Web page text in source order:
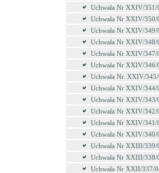
Uchwała Nr XXIV/351/
Uchwała Nr XXIV/350/
Uchwała Nr XXIV/349/
Uchwała Nr XXIV/348/
Uchwała Nr XXIV/347/
Uchwała Nr XXIV/346/
Uchwała Nr. XXIV/
Uchwała Nr XXIV/344/
Uchwała Nr XXIV/343/
Uchwała Nr XXIV/342/
Uchwała Nr XXIV/341/
Uchwała Nr XXIV/340/
Uchwała Nr XXIII/339/
Uchwała Nr XXIII/338/
Uchwała Nr XXII/337/